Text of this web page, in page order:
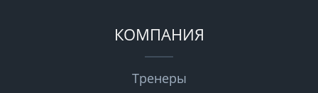
КОМПАНИЯ
Тренеры